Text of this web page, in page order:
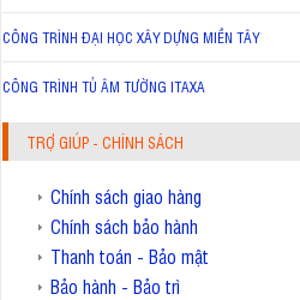
CÔNG TRÌNH ĐẠI HỌC XÂY DỰNG MIỀN TÂY
CÔNG TRÌNH TỦ ÂM TƯỜNG ITAXA
TRỢ GIÚP - CHÍNH SÁCH
Chính sách giao hàng
Chính sách bảo hành
Thanh toán - Bảo mật
Bảo hành - Bảo trì